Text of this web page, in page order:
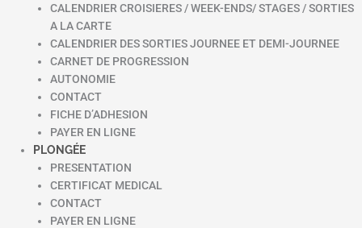
CALENDRIER CROISIERES / WEEK-ENDS/ STAGES / SORTIES
A LA CARTE
CALENDRIER DES SORTIES JOURNEE ET DEMI-JOURNEE
CARNET DE PROGRESSION
AUTONOMIE
CONTACT
FICHE D’ADHESION
PAYER EN LIGNE
PLONGÉE
PRESENTATION
CERTIFICAT MEDICAL
CONTACT
PAYER EN LIGNE